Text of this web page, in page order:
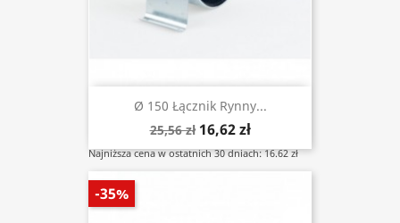
Ø 150 Łącznik Rynny...
25,56 zł 16,62 zł
Najniższa cena w ostatnich 30 dniach: 16.62 zł
-35%